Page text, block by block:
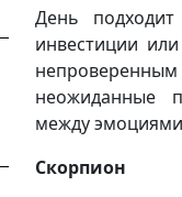
День
инвестиции
неожиданные
между
Скорпион